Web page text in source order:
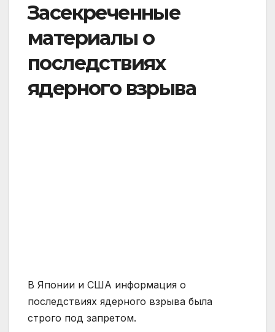
Засекреченные
материалы о
последствиях
ядерного взрыва
В Японии и США информация о
последствиях ядерного взрыва была
строго под запретом.